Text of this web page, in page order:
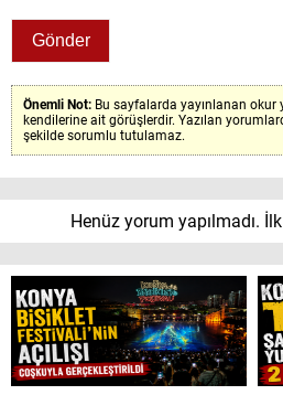
Önemli Not: Bu sayfalarda yayınlanan okur
kendilerine ait görüşlerdir. Yazılan
şekilde sorumlu tutulamaz.
Henüz yorum yapılmadı.